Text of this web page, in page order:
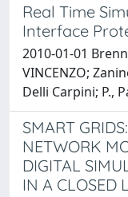
Real Time
Interface
2010-01-01
VINCENZO;
Delli Carpini; P.,
SMART
NETWORK
DIGITAL
IN A CLOSED